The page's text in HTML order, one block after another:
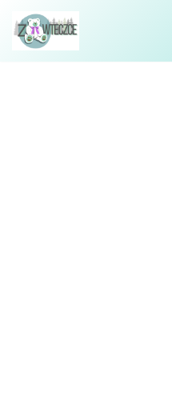
Przejdź